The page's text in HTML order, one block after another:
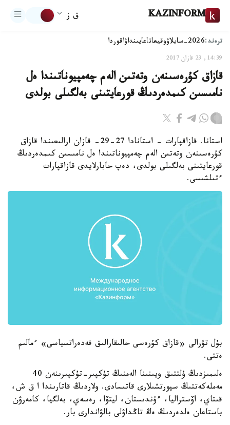
KAZINFORM ق ز
ترەند:2026-سايلاۋ وقيعاتاعايىنداۋاقوردا
14:39, 23 قازان 2017
قازاق كۇرەسىنەن وتەتىن الەم چەمپيوناتىندا ەل
نامىسىن كىمدەردىڭ قورعايتىنى بەلگىلى بولدى
استانا. قازاقپارات - استانادا 27-29- قازان ارالىعىندا قازاق
كۇرەسىنەن وتەتىن الەم چەمپيوناتىندا ەل نامىسىن كىمدەردىڭ
قورعايتىنى بەلگىلى بولدى، دەپ حابارلايدى قازاقپارات
ءتىلشىسى.
بۇل تۋرالى «قازاق كۇرەسى حالىقارالىق فەدەراتسياسى» ءمالىم
ەتتى.
ەلىمىزدىڭ ۇلتتىق ويىنىنا الەمنىڭ تۇكپىر-تۇكپىرىنەن 40
مەملەكەتتىڭ سپورتشىلارى قاتىسادى. ولاردىڭ قاتارىندا ا ق ش،
قىتاي، اۆستراليا، ءۇندىستان، ليتۆا، رەسەي، بەلگيا، كامەرۋن
باستاعان ەلدەردىڭ ەڭ تاڭداۋلى بالۋاندارى بار.